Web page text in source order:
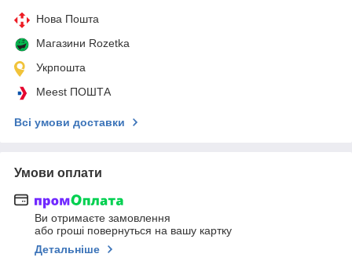
Нова Пошта
Магазини Rozetka
Укрпошта
Meest ПОШТА
Всі умови доставки
Умови оплати
Ви отримаєте замовлення
або гроші повернуться на вашу картку
Детальніше